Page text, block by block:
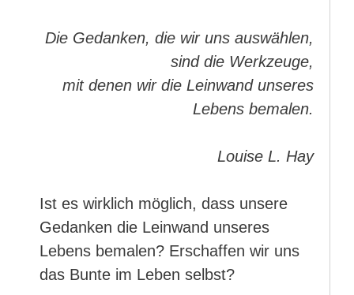
Die Gedanken, die wir uns auswählen,
sind die Werkzeuge,
mit denen wir die Leinwand unseres
Lebens bemalen.
Louise L. Hay
Ist es wirklich möglich, dass unsere
Gedanken die Leinwand unseres
Lebens bemalen? Erschaffen wir uns
das Bunte im Leben selbst?